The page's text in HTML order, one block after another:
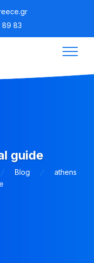
83
guide
Blog
athens